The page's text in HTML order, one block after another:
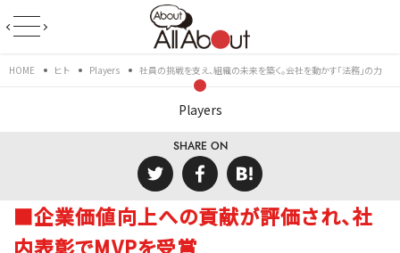
HOME ヒト Players 社員の挑戦を支え、組織の未来を築く。会社を動かす「法務」の力
Players
SHARE ON
■企業価値向上への貢献が評価され、社
内表彰でMVPを受賞